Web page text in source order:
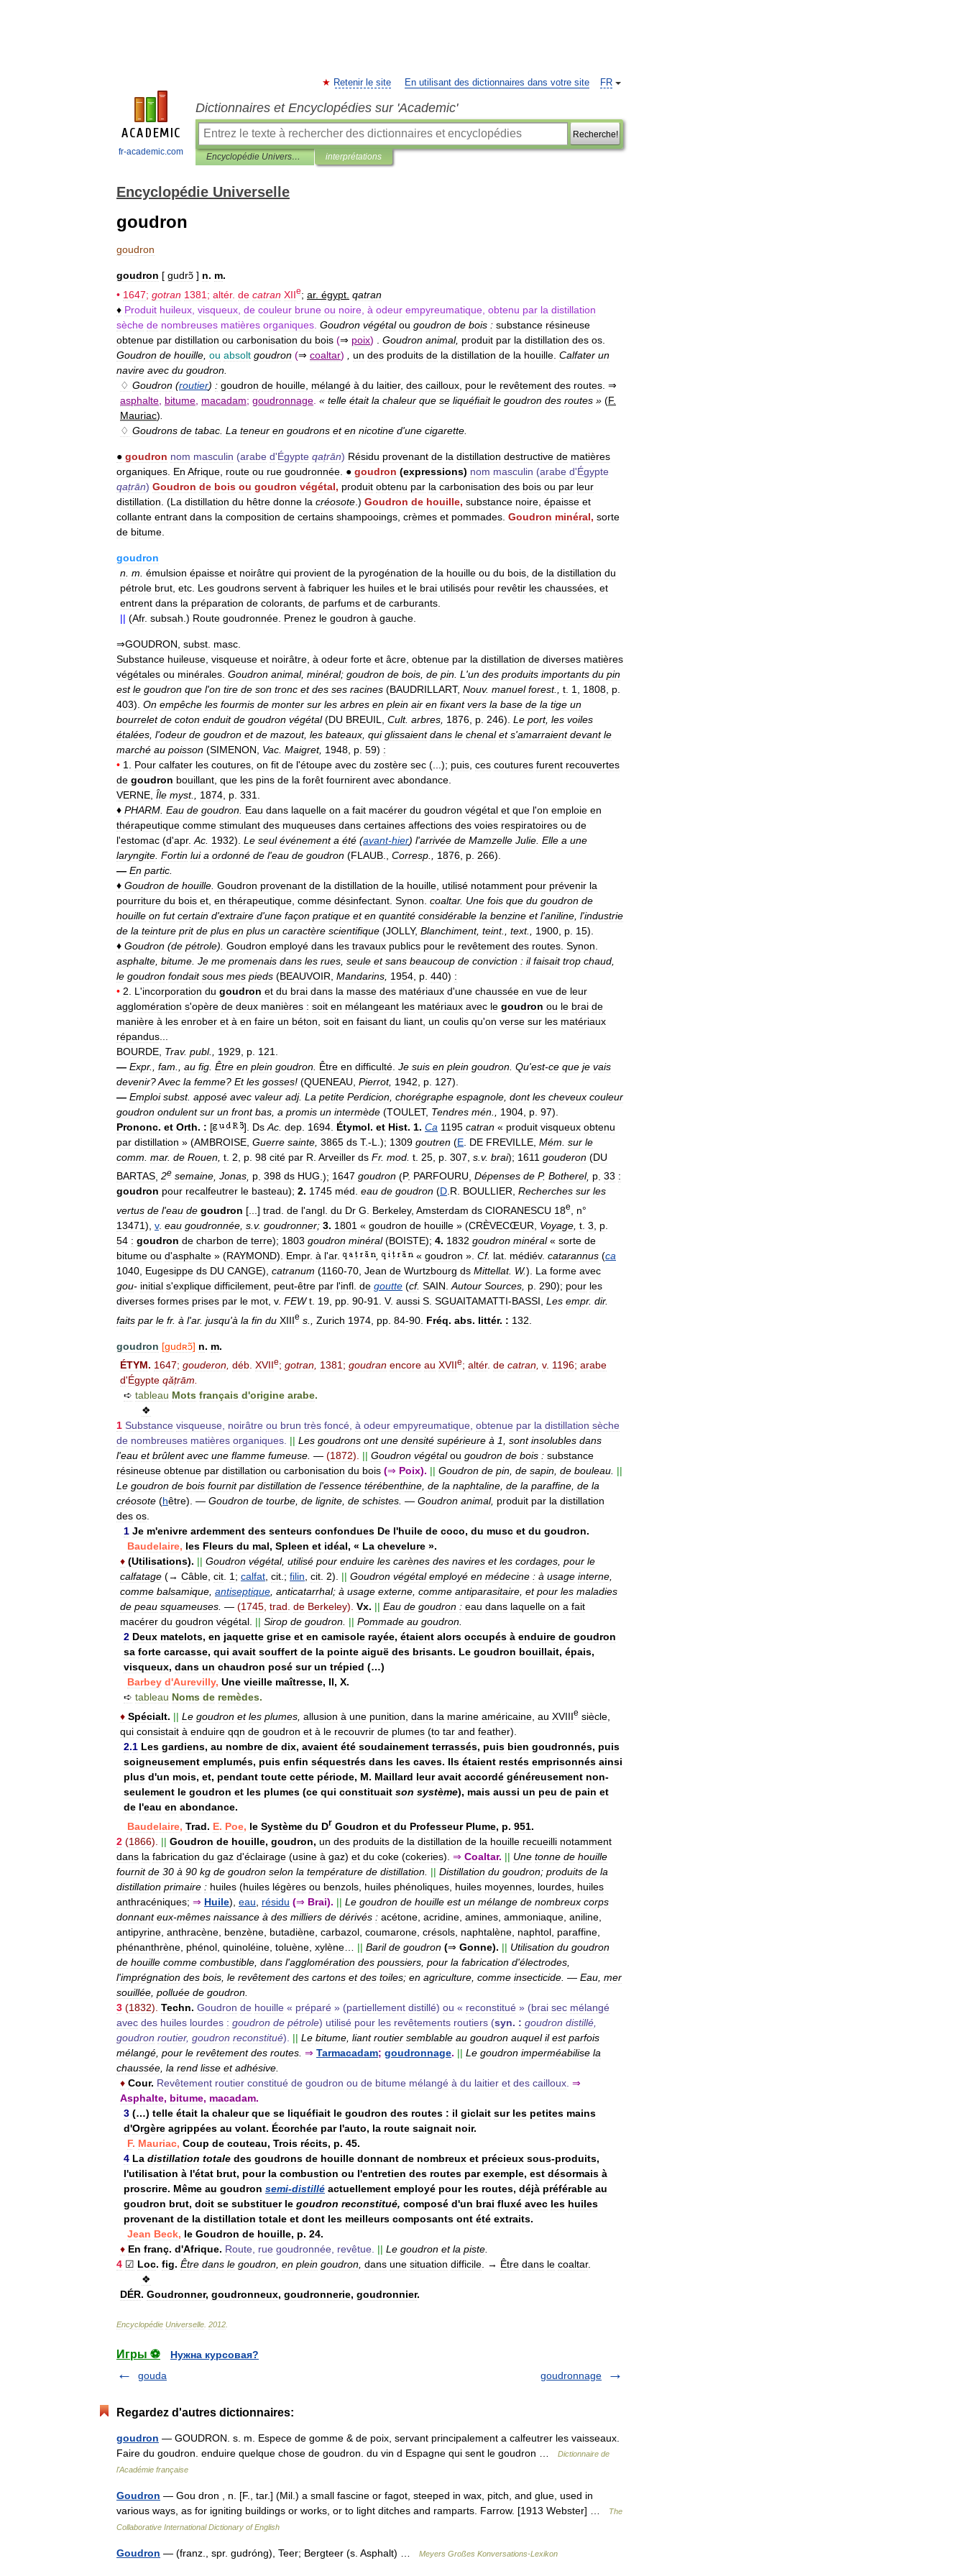
fr-academic.com
FR
Retenir le site En utilisant des dictionnaires dans votre site
Dictionnaires et Encyclopédies sur 'Academic'
Recherche!
Encyclopédie Universelle interprétations
Encyclopédie Universelle
goudron
goudron
goudron [ gudrɔ̃ ] n. m.
• 1647; gotran 1381 ; altér. de catran XIIe; ar. égypt qatran
♦ Produit huileux visqueux de couleur brune ou noire à odeur empyreumatique obtenu par la distillation
sèche de nombreuses matières organiques Goudron végétal ou goudron de bois : substance résineuse
obtenue par distillation ou carbonisation du bois (⇒ poix) Goudron animal, produit par la distillation des os
Goudron de houille ou absolt goudron (⇒ coaltar) un des produits de la distillation de la houille Calfater un
navire avec du goudron
♢ Goudron (routier) : goudron de houille mélangé à du laitier, des cailloux pour le revêtement des routes . ⇒
asphalte bitume macadam; goudronnage « telle était la chaleur que se liquéfiait le goudron des routes » (F.
Mauriac)
♢ Goudrons de tabac La teneur en goudrons et en nicotine d'une cigarette
● goudron nom masculin (arabe d'Égypte qaṭrān) Résidu provenant de la distillation destructive de matières
organiques En Afrique route ou rue goudronnée ● goudron (expressions) nom masculin (arabe d'Égypte
qaṭrān) Goudron de bois ou goudron végétal, produit obtenu par la carbonisation des bois ou par leur
distillation . (La distillation du hêtre donne la créosote .) Goudron de houille, substance noire épaisse et
collante entrant dans la composition de certains shampooings crèmes et pommades Goudron minéral, sorte
de bitume
goudron
n m émulsion épaisse et noirâtre qui provient de la pyrogénation de la houille ou du bois de la distillation du
pétrole brut etc Les goudrons servent à fabriquer les huiles et le brai utilisés pour revêtir les chaussées et
entrent dans la préparation de colorants de parfums et de carburants
|| (Afr. subsah .) Route goudronnée Prenez le goudron à gauche
⇒GOUDRON subst masc
Substance huileuse visqueuse et noirâtre à odeur forte et âcre obtenue par la distillation de diverses matières
végétales ou minérales Goudron animal, minéral; goudron de bois de pin L 'un des produits importants du pin
est le goudron que l'on tire de son tronc et des ses racines (BAUDRILLART, Nouv. manuel forest., t 1 1808 p
403). On empêche les fourmis de monter sur les arbres en plein air en fixant vers la base de la tige un
bourrelet de coton enduit de goudron végétal (DU BREUIL Cult. arbres 1876 p 246). Le port, les voiles
étalées l'odeur de goudron et de mazout, les bateaux qui glissaient dans le chenal et s'amarraient devant le
marché au poisson (SIMENON Vac Maigret, 1948 p 59) :
• 1 Pour calfater les coutures on fit de l'étoupe avec du zostère sec (...); puis ces coutures furent recouvertes
de goudron bouillant que les pins de la forêt fournirent avec abondance
VERNE Île myst., 1874 p 331
♦ PHARM Eau de goudron Eau dans laquelle on a fait macérer du goudron végétal et que l'on emploie en
thérapeutique comme stimulant des muqueuses dans certaines affections des voies respiratoires ou de
l'estomac (d'apr. Ac 1932). Le seul événement a été (avant-hier) l'arrivée de Mamzelle Julie Elle a une
laryngite Fortin lui a ordonné de l'eau de goudron (FLAUB Corresp 1876 p 266).
— En partic
♦ Goudron de houille Goudron provenant de la distillation de la houille utilisé notamment pour prévenir la
pourriture du bois et en thérapeutique comme désinfectant Synon coaltar. Une fois que du goudron de
houille on fut certain d'extraire d'une façon pratique et en quantité considérable la benzine et l'aniline l'industrie
de la teinture prit de plus en plus un caractère scientifique (JOLLY, Blanchiment, teint., text., 1900 p 15).
♦ Goudron (de pétrole). Goudron employé dans les travaux publics pour le revêtement des routes Synon
asphalte bitume Je me promenais dans les rues seule et sans beaucoup de conviction : il faisait trop chaud
le goudron fondait sous mes pieds (BEAUVOIR Mandarins 1954 p 440) :
• 2 L 'incorporation du goudron et du brai dans la masse des matériaux d'une chaussée en vue de leur
agglomération s'opère de deux manières : soit en mélangeant les matériaux avec le goudron ou le brai de
manière à les enrober et à en faire un béton soit en faisant du liant un coulis qu'on verse sur les matériaux
répandus
BOURDE Trav. publ., 1929 p 121
— Expr., fam au fig Être en plein goudron Être en difficulté Je suis en plein goudron Qu'est-ce que je vais
devenir?Avec la femme? Et les gosses! (QUENEAU Pierrot, 1942 p 127).
— Emploi subst. apposé avec valeur adj. La petite Perdicion chorégraphe espagnole dont les cheveux couleur
goudron ondulent sur un front bas a promis un intermède (TOULET, Tendres mén 1904 p 97).
Prononc. et Orth. : [ ]. Ds Ac dep 1694 Étymol. et Hist. 1. Ca 1195 catran « produit visqueux obtenu
par distillation » (AMBROISE Guerre sainte 3865 ds T.-L .); 1309 goutren (E DE FREVILLE Mém sur le
comm mar. de Rouen t 2 p 98 cité par R Arveiller ds Fr. mod t 25 p 307 s v. brai); 1611 gouderon (DU
BARTAS 2e semaine Jonas p 398 ds HUG .); 1647 goudron (P. PARFOURU Dépenses de P. Botherel, p 33 :
goudron pour recalfeutrer le basteau); 2. 1745 méd. eau de goudron (D.R. BOULLIER, Recherches sur les
vertus de l'eau de goudron [...] trad de l'angl du Dr G Berkeley, Amsterdam ds CIORANESCU 18e n°
13471), v. eau goudronnée s v. goudronner; 3. 1801 « goudron de houille » (CRÈVECŒUR Voyage t 3 p
54 : goudron de charbon de terre); 1803 goudron minéral (BOISTE); 4. 1832 goudron minéral « sorte de
bitume ou d'asphalte » (RAYMOND). Empr. à l'ar. « goudron ». Cf. lat médiév. catarannus (ca
1040 Eugesippe ds DU CANGE), catranum (1160-70 Jean de Wurtzbourg ds Mittellat. W.). La forme avec
gou- initial s'explique difficilement peut-être par l'infl de goutte (cf. SAIN Autour Sources p 290); pour les
diverses formes prises par le mot v. FEW t 19 pp 90-91 V. aussi S SGUAITAMATTI-BASSI Les empr. dir.
faits par le fr. à l'ar. jusqu'à la fin du XIIIe s Zurich 1974 pp 84-90 Fréq. abs. littér. : 132
goudron [gudʀɔ̃] n. m.
ÉTYM. 1647; gouderon, déb. XVIIe; gotran, 1381; goudran encore au XVIIe; altér. de catran, v. 1196; arabe
d'Égypte qǎṭrām.
➪ tableau Mots français d'origine arabe.
❖
1 Substance visqueuse, noirâtre ou brun très foncé, à odeur empyreumatique, obtenue par la distillation sèche
de nombreuses matières organiques. || Les goudrons ont une densité supérieure à 1, sont insolubles dans
l'eau et brûlent avec une flamme fumeuse. — (1872). || Goudron végétal ou goudron de bois : substance
résineuse obtenue par distillation ou carbonisation du bois (⇒ Poix). || Goudron de pin, de sapin, de bouleau. ||
Le goudron de bois fournit par distillation de l'essence térébenthine, de la naphtaline, de la paraffine, de la
créosote (hêtre). — Goudron de tourbe, de lignite, de schistes. — Goudron animal, produit par la distillation
des os.
1 Je m'enivre ardemment des senteurs confondues De l'huile de coco, du musc et du goudron.
Baudelaire, les Fleurs du mal, Spleen et idéal, « La chevelure ».
♦ (Utilisations). || Goudron végétal, utilisé pour enduire les carènes des navires et les cordages, pour le
calfatage (→ Câble, cit. 1; calfat, cit.; filin, cit. 2). || Goudron végétal employé en médecine : à usage interne,
comme balsamique, antiseptique, anticatarrhal; à usage externe, comme antiparasitaire, et pour les maladies
de peau squameuses. — (1745, trad. de Berkeley). Vx. || Eau de goudron : eau dans laquelle on a fait
macérer du goudron végétal. || Sirop de goudron. || Pommade au goudron.
2 Deux matelots, en jaquette grise et en camisole rayée, étaient alors occupés à enduire de goudron
sa forte carcasse, qui avait souffert de la pointe aiguë des brisants. Le goudron bouillait, épais,
visqueux, dans un chaudron posé sur un trépied (…)
Barbey d'Aurevilly, Une vieille maîtresse, II, X.
➪ tableau Noms de remèdes.
♦ Spécialt. || Le goudron et les plumes allusion à une punition dans la marine américaine au XVIIIe siècle
qui consistait à enduire qqn de goudron et à le recouvrir de plumes (to tar and feather).
2.1 Les gardiens, au nombre de dix, avaient été soudainement terrassés, puis bien goudronnés, puis
soigneusement emplumés, puis enfin séquestrés dans les caves. Ils étaient restés emprisonnés ainsi
plus d'un mois, et, pendant toute cette période, M. Maillard leur avait accordé généreusement non-
seulement le goudron et les plumes (ce qui constituait son système), mais aussi un peu de pain et
de l'eau en abondance.
Baudelaire, Trad. E. Poe, le Système du Dr Goudron et du Professeur Plume, p. 951.
2 (1866). || Goudron de houille, goudron, un des produits de la distillation de la houille recueilli notamment
dans la fabrication du gaz d'éclairage (usine à gaz) et du coke (cokeries). ⇒ Coaltar. || Une tonne de houille
fournit de 30 à 90 kg de goudron selon la température de distillation || Distillation du goudron; produits de la
distillation primaire : huiles (huiles légères ou benzols huiles phénoliques huiles moyennes lourdes huiles
anthracéniques; ⇒ Huile), eau résidu (⇒ Brai). || Le goudron de houille est un mélange de nombreux corps
donnant eux-mêmes naissance à des milliers de dérivés : acétone acridine amines ammoniaque aniline
antipyrine anthracène benzène butadiène carbazol coumarone crésols naphtalène naphtol paraffine
phénanthrène phénol quinoléine toluène xylène || Baril de goudron (⇒ Gonne). || Utilisation du goudron
de houille comme combustible dans l'agglomération des poussiers pour la fabrication d'électrodes
l'imprégnation des bois le revêtement des cartons et des toiles; en agriculture comme insecticide — Eau mer
souillée polluée de goudron
3 (1832). Techn. Goudron de houille « préparé » (partiellement distillé) ou « reconstitué » (brai sec mélangé
avec des huiles lourdes : goudron de pétrole) utilisé pour les revêtements routiers (syn. : goudron distillé
goudron routier, goudron reconstitué). || Le bitume liant routier semblable au goudron auquel il est parfois
mélangé pour le revêtement des routes ⇒ Tarmacadam; goudronnage. || Le goudron imperméabilise la
chaussée la rend lisse et adhésive
♦ Cour. Revêtement routier constitué de goudron ou de bitume mélangé à du laitier et des cailloux ⇒
Asphalte, bitume, macadam.
3 (…) telle était la chaleur que se liquéfiait le goudron des routes : il giclait sur les petites mains
d'Orgère agrippées au volant. Écorchée par l'auto, la route saignait noir.
F. Mauriac, Coup de couteau, Trois récits, p. 45.
4 La distillation totale des goudrons de houille donnant de nombreux et précieux sous-produits,
l'utilisation à l'état brut, pour la combustion ou l'entretien des routes par exemple, est désormais à
proscrire. Même au goudron semi-distillé actuellement employé pour les routes, déjà préférable au
goudron brut, doit se substituer le goudron reconstitué, composé d'un brai fluxé avec les huiles
provenant de la distillation totale et dont les meilleurs composants ont été extraits.
Jean Beck, le Goudron de houille, p. 24.
♦ En franç. d'Afrique. Route rue goudronnée revêtue || Le goudron et la piste
4 ☑ Loc. fig. Être dans le goudron en plein goudron dans une situation difficile → Être dans le coaltar.
❖
DÉR. Goudronner, goudronneux, goudronnerie, goudronnier.
Encyclopédie Universelle 2012
Игры ⚽
Нужна курсовая?
gouda
goudronnage
Regardez d'autres dictionnaires:
goudron — GOUDRON. s. m. Espece de gomme & de poix, servant principalement a calfeutrer les vaisseaux.
Faire du goudron. enduire quelque chose de goudron. du vin d Espagne qui sent le goudron …
Dictionnaire de
l'Académie française
Goudron — Gou dron , n. [F., tar.] (Mil.) a small fascine or fagot, steeped in wax, pitch, and glue, used in
various ways, as for igniting buildings or works, or to light ditches and ramparts. Farrow. [1913 Webster] …
The
Collaborative International Dictionary of English
Goudron — (franz., spr. gudróng), Teer; Bergteer (s. Asphalt) … Meyers Großes Konversations-Lexikon